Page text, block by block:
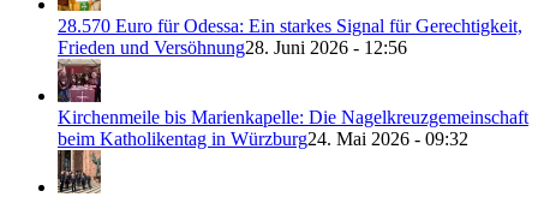
28.570 Euro für Odessa: Ein starkes Signal für Gerechtigkeit,
Frieden und Versöhnung28. Juni 2026 - 12:56
Kirchenmeile bis Marienkapelle: Die Nagelkreuzgemeinschaft
beim Katholikentag in Würzburg24. Mai 2026 - 09:32